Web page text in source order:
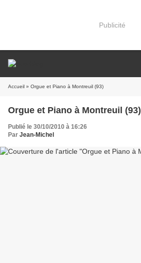
Publicité
Accueil » Orgue et Piano à Montreuil (93)
Orgue et Piano à Montreuil (93)
Publié le 30/10/2010 à 16:26
Par Jean-Michel